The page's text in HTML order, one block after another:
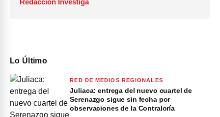
Lo Último
RED DE MEDIOS REGIONALES
Juliaca: entrega del nuevo cuartel de
Serenazgo sigue sin fecha por
observaciones de la Contraloría